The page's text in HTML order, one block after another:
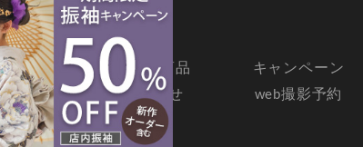
ニュー 料金・商品
キャンペーン
ご質問 お問合せ web撮影予約